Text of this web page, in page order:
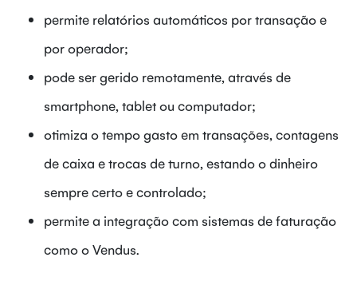
permite relatórios automáticos por transação e
por operador;
pode ser gerido remotamente, através de
smartphone, tablet ou computador;
otimiza o tempo gasto em transações, contagens
de caixa e trocas de turno, estando o dinheiro
sempre certo e controlado;
permite a integração com sistemas de faturação
como o Vendus.